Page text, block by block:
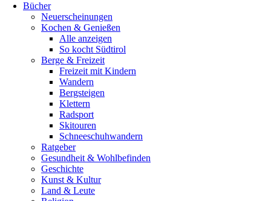
Bücher
Neuerscheinungen
Kochen & Genießen
Alle anzeigen
So kocht Südtirol
Berge & Freizeit
Freizeit mit Kindern
Wandern
Bergsteigen
Klettern
Radsport
Skitouren
Schneeschuhwandern
Ratgeber
Gesundheit & Wohlbefinden
Geschichte
Kunst & Kultur
Land & Leute